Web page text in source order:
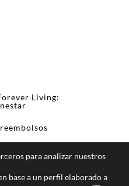
Living:
para analizar nuestros
base a un perfil elaborado a